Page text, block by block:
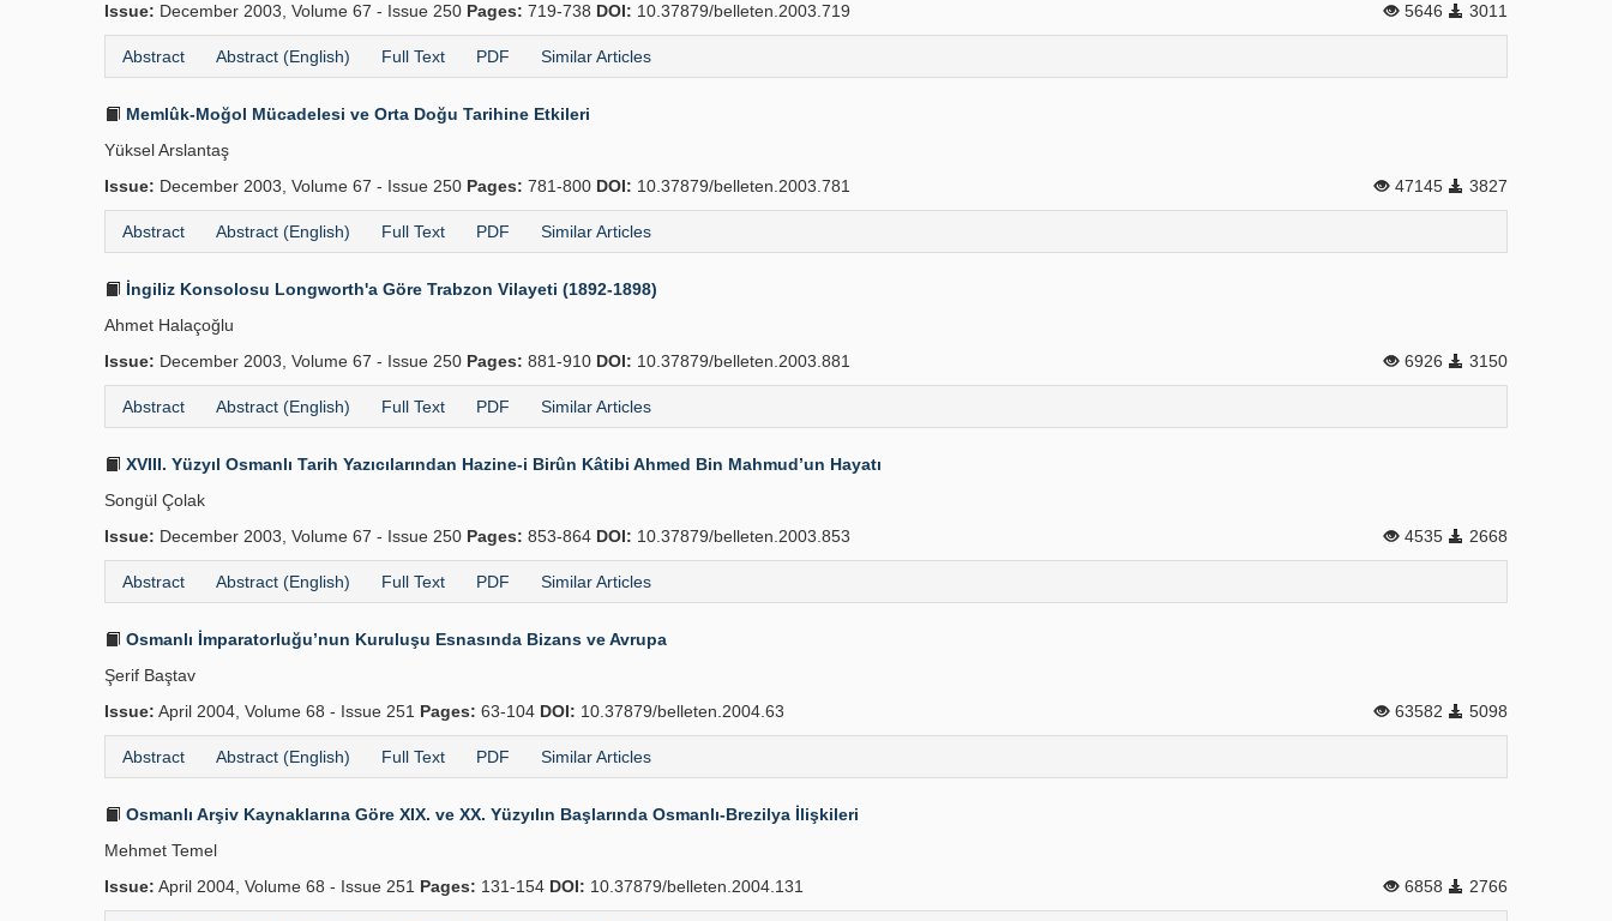
Issue: December 2003, Volume 67 - Issue 250 Pages: 719-738 DOI: 10.37879/belleten.2003.719 5646 3011
Abstract Abstract (English) Full Text PDF Similar Articles
Memlûk-Moğol Mücadelesi ve Orta Doğu Tarihine Etkileri
Yüksel Arslantaş
Issue: December 2003, Volume 67 - Issue 250 Pages: 781-800 DOI: 10.37879/belleten.2003.781 47145 3827
Abstract Abstract (English) Full Text PDF Similar Articles
İngiliz Konsolosu Longworth'a Göre Trabzon Vilayeti (1892-1898)
Ahmet Halaçoğlu
Issue: December 2003, Volume 67 - Issue 250 Pages: 881-910 DOI: 10.37879/belleten.2003.881 6926 3150
Abstract Abstract (English) Full Text PDF Similar Articles
XVIII. Yüzyıl Osmanlı Tarih Yazıcılarından Hazine-i Birûn Kâtibi Ahmed Bin Mahmud’un Hayatı
Songül Çolak
Issue: December 2003, Volume 67 - Issue 250 Pages: 853-864 DOI: 10.37879/belleten.2003.853 4535 2668
Abstract Abstract (English) Full Text PDF Similar Articles
Osmanlı İmparatorluğu’nun Kuruluşu Esnasında Bizans ve Avrupa
Şerif Baştav
Issue: April 2004, Volume 68 - Issue 251 Pages: 63-104 DOI: 10.37879/belleten.2004.63 63582 5098
Abstract Abstract (English) Full Text PDF Similar Articles
Osmanlı Arşiv Kaynaklarına Göre XIX. ve XX. Yüzyılın Başlarında Osmanlı-Brezilya İlişkileri
Mehmet Temel
Issue: April 2004, Volume 68 - Issue 251 Pages: 131-154 DOI: 10.37879/belleten.2004.131 6858 2766